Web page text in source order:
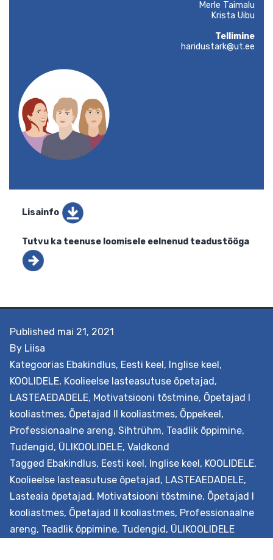
Tutvu ka teenuse loomisele eelnenud
Published mai 21, 2021
By Liisa
Kategoorias Ebakindlus, Eesti keel, Inglise keel,
KOOLIDELE, Koolieelse lasteasutuse õpetajad,
LASTEAEDADELE, Motivatsiooni tõstmine, Õpetajad I
kooliastmes, Õpetajad II kooliastmes, Õppekeel,
Professionaalne areng, Sihtrühm, Teadlik õppimine,
Tudengid, ÜLIKOOLIDELE, Valdkond
Tagged Ebakindlus, Eesti keel, Inglise keel, KOOLIDELE,
Koolieelse lasteasutuse õpetajad, LASTEAEDADELE,
Lasteaia õpetajad, Motivatsiooni tõstmine, Õpetajad I
kooliastmes, Õpetajad II kooliastmes, Professionaalne
areng, Teadlik õppimine, Tudengid, ÜLIKOOLIDELE